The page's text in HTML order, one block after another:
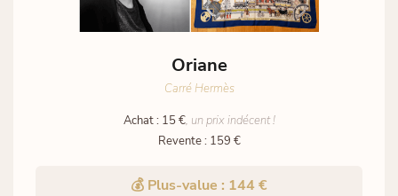
Oriane
Carré Hermès
Achat : 15 €, un prix indécent !
Revente : 159 €
💰 Plus-value : 144 €